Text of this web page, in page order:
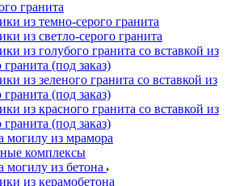
гранита
из темно-серого гранита
из светло-серого гранита
из голубого гранита со вставкой из
гранита (под заказ)
из зеленого гранита со вставкой из
гранита (под заказ)
из красного гранита со вставкой из
гранита (под заказ)
могилу из мрамора
комплексы
из бетона
из керамобетона